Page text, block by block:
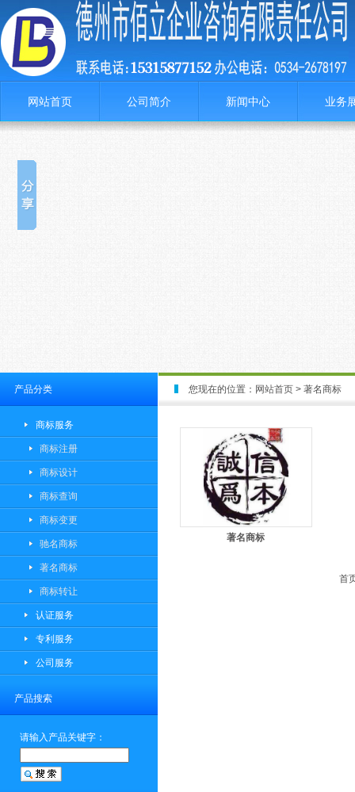
网站首页 公司简介 新闻中心 业务
产品分类
商标服务
商标注册
商标设计
商标查询
商标变更
驰名商标
著名商标
商标转让
认证服务
专利服务
公司服务
产品搜索
请输入产品关键字：
您现在的位置： 网站首页 > 著名商标
著名商标
首